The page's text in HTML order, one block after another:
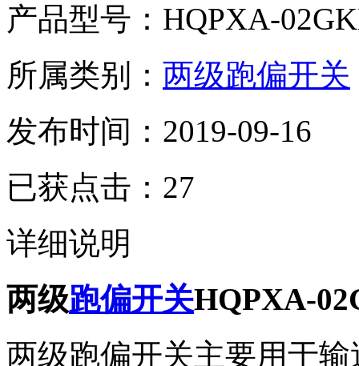
产品型号：HQPXA-
所属类别： 两级跑偏开关
发布时间：2019-09-16
已获点击：27
详细说明
两级跑偏开关HQPXA-
两级跑偏开关主要用于